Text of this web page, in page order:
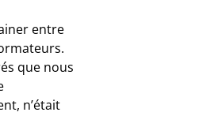
entre
que nous
n’était